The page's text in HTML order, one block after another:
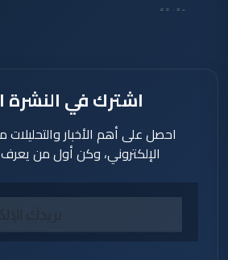
دقيقة
اشترك في النشرة
احصل على أهم الأخبار والتحليلات
الإلكتروني، وكن أول من يعرف